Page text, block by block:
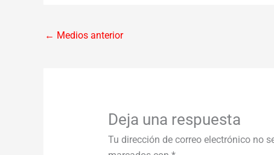
← Medios anterior
Deja una respuesta
Tu dirección de correo electrónico no